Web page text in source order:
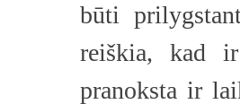
būti
reiškia, kad
pranoksta ir